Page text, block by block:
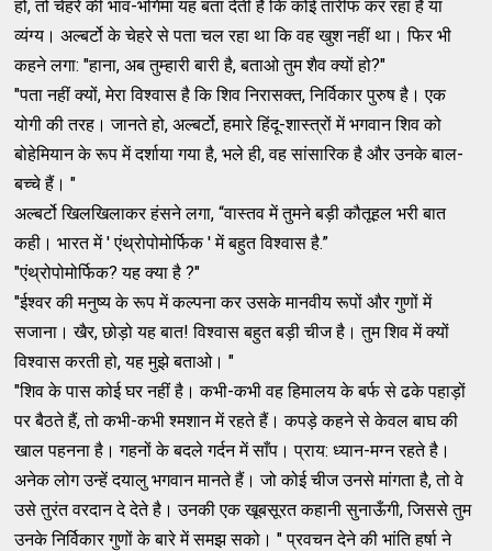
हो, तो चेहरे की भाव-भंगिमा यह बता देती है कि कोई तारीफ कर रहा है या
व्यंग्य। अल्बर्टो के चेहरे से पता चल रहा था कि वह खुश नहीं था। फिर भी
कहने लगा: "हाना, अब तुम्हारी बारी है, बताओ तुम शैव क्यों हो?"
"पता नहीं क्यों, मेरा विश्वास है कि शिव निरासक्त, निर्विकार पुरुष है। एक
योगी की तरह। जानते हो, अल्बर्टो, हमारे हिंदू-शास्त्रों में भगवान शिव को
बोहेमियान के रूप में दर्शाया गया है, भले ही, वह सांसारिक है और उनके बाल-
बच्चे हैं। "
अल्बर्टो खिलखिलाकर हंसने लगा, “वास्तव में तुमने बड़ी कौतूहल भरी बात
कही। भारत में ' एंथ्रोपोमोर्फिक ' में बहुत विश्वास है.”
"एंथ्रोपोमोर्फिक? यह क्या है ?"
"ईश्वर की मनुष्य के रूप में कल्पना कर उसके मानवीय रूपों और गुणों में
सजाना। खैर, छोड़ो यह बात! विश्वास बहुत बड़ी चीज है। तुम शिव में क्यों
विश्वास करती हो, यह मुझे बताओ। "
"शिव के पास कोई घर नहीं है। कभी-कभी वह हिमालय के बर्फ से ढके पहाड़ों
पर बैठते हैं, तो कभी-कभी श्मशान में रहते हैं। कपड़े कहने से केवल बाघ की
खाल पहनना है। गहनों के बदले गर्दन में साँप। प्राय: ध्यान-मग्न रहते है।
अनेक लोग उन्हें दयालु भगवान मानते हैं। जो कोई चीज उनसे मांगता है, तो वे
उसे तुरंत वरदान दे देते है। उनकी एक खूबसूरत कहानी सुनाऊँगी, जिससे तुम
उनके निर्विकार गुणों के बारे में समझ सको। " प्रवचन देने की भांति हर्षा ने